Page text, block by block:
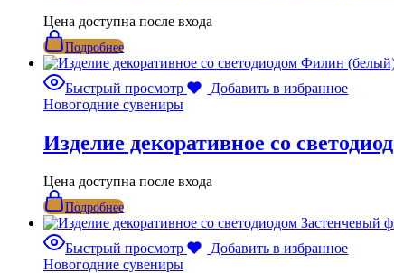
Цена доступна после входа
Подробнее
Быстрый просмотр
Добавить в избранное
Новогодние сувениры
Изделие декоративное со
Цена доступна после входа
Подробнее
Быстрый просмотр
Добавить в избранное
Новогодние сувениры